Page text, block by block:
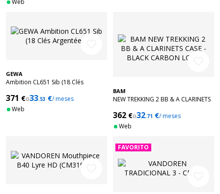
Web
GEWA
Ambition CL651 Sib (18 Clés
371 €o33.53 €/ meses
Web
BAM
NEW TREKKING 2 BB & A CLARINETS
362 €o32.71 €/ meses
Web
FAVORITO